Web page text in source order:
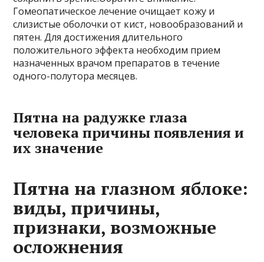
Гомеопатическое лечение очищает кожу и
слизистые оболочки от кист, новообразований и
пятен. Для достижения длительного
положительного эффекта необходим прием
назначенных врачом препаратов в течение
одного-полутора месяцев.
Пятна на радужке глаза
человека причины появления и
их значение
Пятна на глазном яблоке:
виды, причины,
признаки, возможные
осложнения